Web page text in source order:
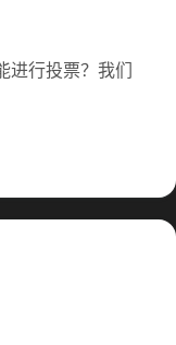
进行投票？我们